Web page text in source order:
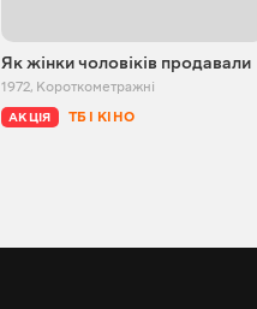
Як жінки чоловіків продавали
1972, Короткометражні
АКЦІЯ ТБ І КІНО